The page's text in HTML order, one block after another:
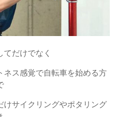
だけでなく
ネス感覚で自転車を始める方
けサイクリングやポタリング